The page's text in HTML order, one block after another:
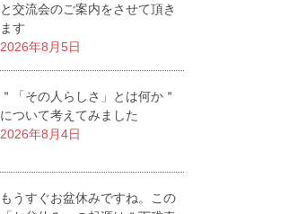
と交流会のご案内をさせて頂き
ます
2026年8月5日
＂「その人らしさ」とは何か＂
について考えてみました
2026年8月4日
もうすぐお盆休みですね。この